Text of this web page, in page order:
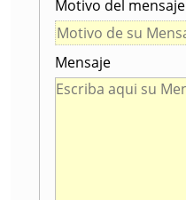
Motivo del mensaje
Mensaje